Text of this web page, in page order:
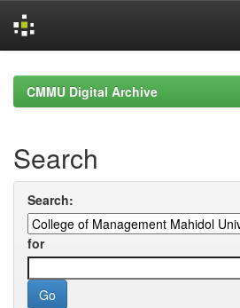
navigationCMMU Digital Archive
Search
Search:
for